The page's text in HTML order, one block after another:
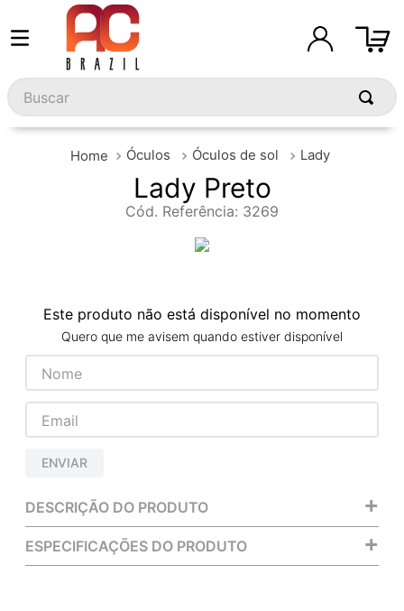
Buscar
Óculos Óculos de sol Lady
Lady Preto
Cód. Referência: 3269
Este produto não está disponível no momento
Quero que me avisem quando estiver disponível
ENVIAR
DESCRIÇÃO DO PRODUTO +
ESPECIFICAÇÕES DO PRODUTO +